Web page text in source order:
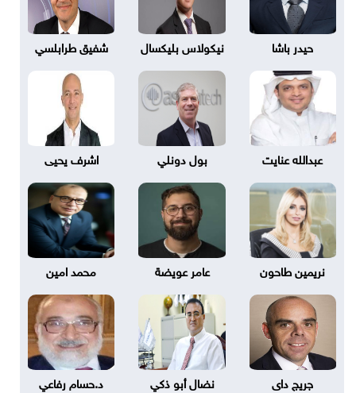
حيدر باشا نيكولاس بليكسال شفيق طرابلسي
عبدالله عنايت بول دونلي اشرف يحيى
نريمين طاحون عامر عويضة محمد امين
جريج داى نضال أبو ذكي د.حسام رفاعي